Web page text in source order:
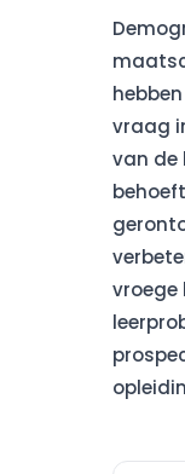
vraag
van de
vroege